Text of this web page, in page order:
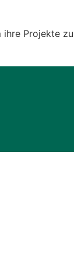
ihre Projekte